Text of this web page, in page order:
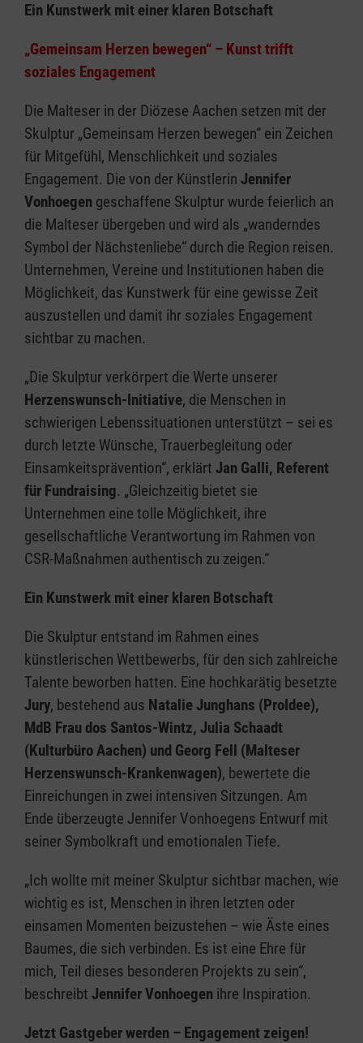
Ein Kunstwerk mit einer klaren Botschaft
„Gemeinsam Herzen bewegen“ – Kunst trifft
soziales Engagement
Die Malteser in der Diözese Aachen setzen mit der
Skulptur „Gemeinsam Herzen bewegen“ ein Zeichen
für Mitgefühl, Menschlichkeit und soziales
Engagement. Die von der Künstlerin Jennifer
Vonhoegen geschaffene Skulptur wurde feierlich an
die Malteser übergeben und wird als „wanderndes
Symbol der Nächstenliebe“ durch die Region reisen.
Unternehmen, Vereine und Institutionen haben die
Möglichkeit, das Kunstwerk für eine gewisse Zeit
auszustellen und damit ihr soziales Engagement
sichtbar zu machen.
„Die Skulptur verkörpert die Werte unserer
Herzenswunsch-Initiative, die Menschen in
schwierigen Lebenssituationen unterstützt – sei es
durch letzte Wünsche, Trauerbegleitung oder
Einsamkeitsprävention“, erklärt Jan Galli, Referent
für Fundraising. „Gleichzeitig bietet sie
Unternehmen eine tolle Möglichkeit, ihre
gesellschaftliche Verantwortung im Rahmen von
CSR-Maßnahmen authentisch zu zeigen.“
Ein Kunstwerk mit einer klaren Botschaft
Die Skulptur entstand im Rahmen eines
künstlerischen Wettbewerbs, für den sich zahlreiche
Talente beworben hatten. Eine hochkarätig besetzte
Jury, bestehend aus Natalie Junghans (ProIdee),
MdB Frau dos Santos-Wintz, Julia Schaadt
(Kulturbüro Aachen) und Georg Fell (Malteser
Herzenswunsch-Krankenwagen), bewertete die
Einreichungen in zwei intensiven Sitzungen. Am
Ende überzeugte Jennifer Vonhoegens Entwurf mit
seiner Symbolkraft und emotionalen Tiefe.
„Ich wollte mit meiner Skulptur sichtbar machen, wie
wichtig es ist, Menschen in ihren letzten oder
einsamen Momenten beizustehen – wie Äste eines
Baumes, die sich verbinden. Es ist eine Ehre für
mich, Teil dieses besonderen Projekts zu sein“,
beschreibt Jennifer Vonhoegen ihre Inspiration.
Jetzt Gastgeber werden – Engagement zeigen!